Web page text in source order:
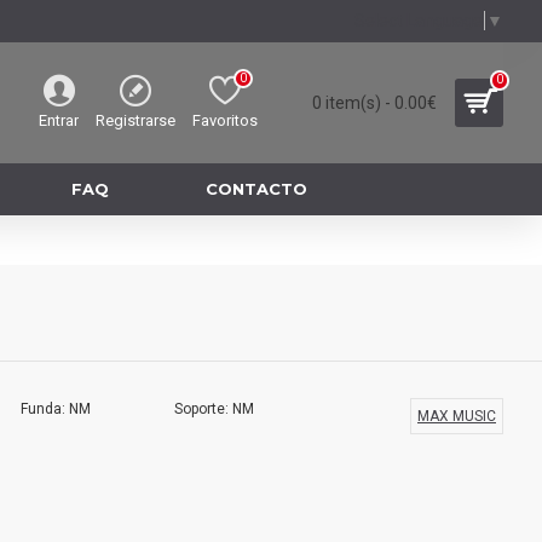
▼
Entrar Registrarse Favoritos
0
0 item(s) - 0.00€
0
FAQ CONTACTO
Funda: NM Soporte: NM MAX MUSIC